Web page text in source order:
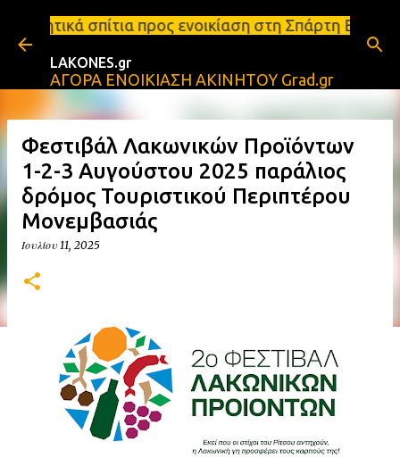
Μετάβαση στο κύριο περιεχόμενο
προς ενοικίαση στη Σπάρτη Ενοικιάσεις
LAKONES.gr
ΑΓΟΡΑ ΕΝΟΙΚΙΑΣΗ ΑΚΙΝΗΤΟΥ Grad.gr
Φεστιβάλ Λακωνικών Προϊόντων
1-2-3 Αυγούστου 2025 παράλιος
δρόμος Τουριστικού Περιπτέρου
Μονεμβασιάς
Ιουλίου 11, 2025